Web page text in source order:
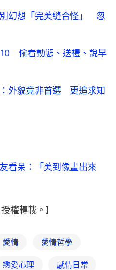
幻想「完美縫合怪」 忽
偷看動態、送禮、說早
外貌竟非首選 更追求知
看呆：「美到像畫出來
授權轉載。】
愛情 愛情哲學
戀愛心理 感情日常